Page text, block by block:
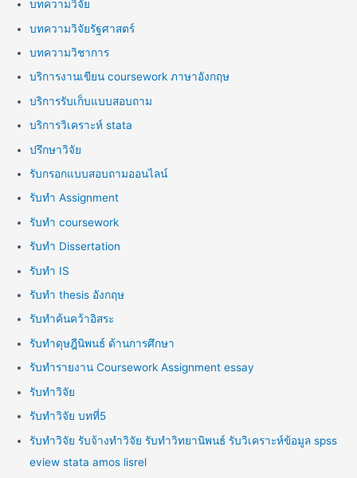
บทความวิจัย
บทความวิจัยรัฐศาสตร์
บทความวิชาการ
บริการงานเขียน coursework ภาษาอังกฤษ
บริการรับเก็บแบบสอบถาม
บริการวิเคราะห์ stata
ปรึกษาวิจัย
รับกรอกแบบสอบถามออนไลน์
รับทำ Assignment
รับทำ coursework
รับทำ Dissertation
รับทำ IS
รับทำ thesis อังกฤษ
รับทำค้นคว้าอิสระ
รับทำดุษฎีนิพนธ์ ด้านการศึกษา
รับทำรายงาน Coursework Assignment essay
รับทำวิจัย
รับทำวิจัย บทที่5
รับทำวิจัย รับจ้างทำวิจัย รับทำวิทยานิพนธ์ รับวิเคราะห์ข้อมูล spss
eview stata amos lisrel